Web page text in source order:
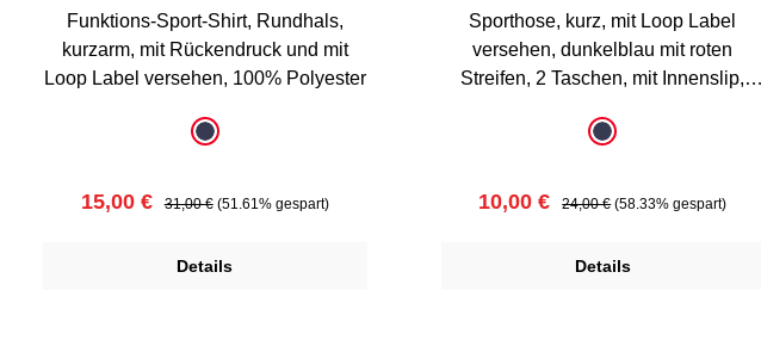
Funktions-Sport-Shirt, Rundhals,
kurzarm, mit Rückendruck und mit
Loop Label versehen, 100% Polyester
auswählendunkelblau
Verkaufspreis:
15,00 € Regulärer Preis:
31,00 € (51.61% gespart)
Details
Sporthose, kurz, mit Loop Label
versehen, dunkelblau mit roten
Streifen, 2 Taschen, mit Innenslip,
auswählendunkelblau
Verkaufspreis:
10,00 € Regulärer Preis:
24,00 € (58.33% gespart)
Details